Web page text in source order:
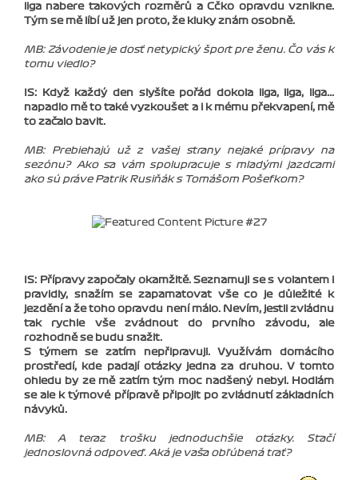
liga nabere takových rozměrů a Cčko opravdu vznikne.
Tým se mě líbí už jen proto, že kluky znám osobně.
MB: Závodenie je dosť netypický šport pre ženu. Čo vás k
tomu viedlo?
IS: Když každý den slyšíte pořád dokola liga, liga, liga...
napadlo mě to také vyzkoušet a i k mému překvapení, mě
to začalo bavit.
MB: Prebiehajú už z vašej strany nejaké prípravy na
sezónu? Ako sa vám spolupracuje s mladými jazdcami
ako sú práve Patrik Rusiňák s Tomášom Pošefkom?
IS: Přípravy započaly okamžitě. Seznamuji se s volantem i
pravidly, snažím se zapamatovat vše co je důležité k
jezdění a že toho opravdu není málo. Nevím, jestli zvládnu
tak rychle vše zvádnout do prvního závodu, ale
rozhodně se budu snažit.
S týmem se zatím nepřipravuji. Využívám domácího
prostředí, kde padají otázky jedna za druhou. V tomto
ohledu by ze mě zatím tým moc nadšený nebyl. Hodlám
se ale k týmové přípravě připojit po zvládnutí základních
návyků.
MB: A teraz trošku jednoduchšie otázky. Stačí
jednoslovná odpoveď. Aká je vaša obľúbená trať?